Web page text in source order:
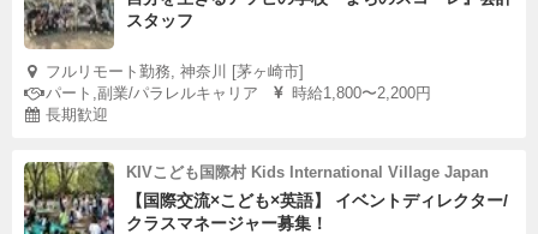
スタッフ
フルリモート勤務, 神奈川 [茅ヶ崎市]
パート,副業/パラレルキャリア
時給1,800〜2,200円
長期歓迎
KIVこども国際村 Kids International Village Japan
【国際交流×こども×英語】 イベントディレクター/
クラスマネージャー募集！